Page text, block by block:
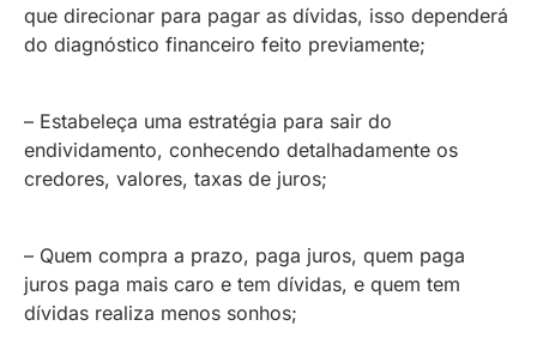
que direcionar para pagar as dívidas, isso dependerá
do diagnóstico financeiro feito previamente;
– Estabeleça uma estratégia para sair do
endividamento, conhecendo detalhadamente os
credores, valores, taxas de juros;
– Quem compra a prazo, paga juros, quem paga
juros paga mais caro e tem dívidas, e quem tem
dívidas realiza menos sonhos;